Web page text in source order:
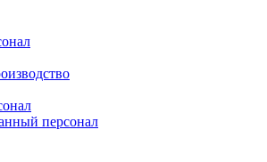
персонал